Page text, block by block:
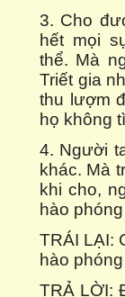
3. Cho
hết mọi
thể. Mà
Triết gia
thu lượm
họ không
4. Người
khác. Mà
khi cho,
hào
TRÁI LẠI:
hào
TRẢ LỜI: